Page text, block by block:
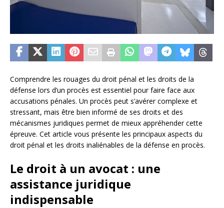
Comprendre les rouages du droit pénal et les droits de la
défense lors d’un procès est essentiel pour faire face aux
accusations pénales. Un procès peut s’avérer complexe et
stressant, mais être bien informé de ses droits et des
mécanismes juridiques permet de mieux appréhender cette
épreuve. Cet article vous présente les principaux aspects du
droit pénal et les droits inaliénables de la défense en procès.
Le droit à un avocat : une
assistance juridique
indispensable